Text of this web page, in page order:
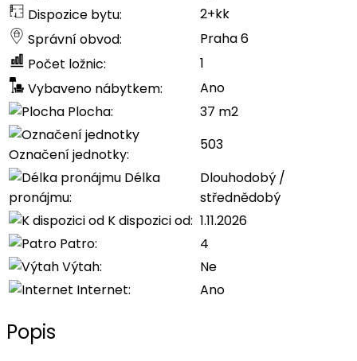
Dispozice bytu:
2+kk
Správní obvod:
Praha 6
Počet ložnic:
1
Vybaveno nábytkem:
Ano
Plocha:
37 m2
Označení jednotky:
503
Délka
pronájmu:
Dlouhodobý /
střednědobý
K dispozici od: 1.11.2026
Patro:
4
Výtah:
Ne
Internet:
Ano
Popis